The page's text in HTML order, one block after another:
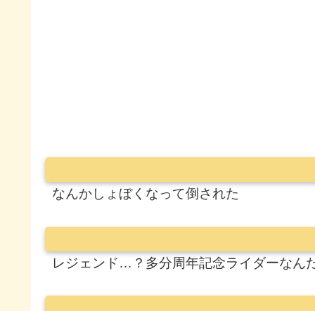
なんかしょぼくなって倒された
レジェンド…？多分周年記念ライダーなん